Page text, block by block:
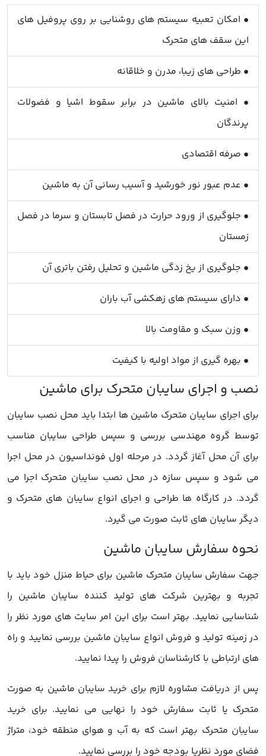
• امکان تعبیه سیستم های روشنایی بر روی پروفیل های
این سقف های متحرک
• طراحی های زیبا، مدرن و خلاقانه
• امنیت بالای ماشین در برابر سقوط اشیا و فضولات
پرندگان
• صرفه اقتصادی
• عدم عبور نور خورشید و آسیب رسانی آن به ماشین
• جلوگیری از ورود حرارت در فصل تابستان و سرما در فصل
زمستان
• جلوگیری از یخ زدگی ماشین و تحلیل رفتن باتری آن
• دارای سیستم های زهکشی آب باران
• وزن سبک و مقاومت بالا
• بهره گیری از مواد اولیه با کیفیت
برای اجرای سایبان متحرک ماشین ها ابتدا باید محل نصب سایبان
توسط گروه مهندسی بررسی و سپس طراحی سایبان مناسب
برای آن محل آغاز گردد. در مرحله اول فونداسیون در محل اجرا
می شود و سپس سازه در محل نصب سایبان متحرک اجرا می
گردد. در کارگاه ها طراحی و اجرای انواع سایبان های متحرک و
دیگر سایبان های ثابت صورت می گیرد.
جهت سفارش سایبان متحرک ماشین برای حیاط منزل خود باید با
تجربه و بهترین شرکت های تولید کننده سایبان ماشین را
شناسایی نمایید. بهتر است برای این امر سایت های مورد نظر را
در زمینه تولید و فروش انواع سایبان ماشین بررسی نمایید و راه
های ارتباطی با کارشناسان فروش را پیدا نمایید.
پس از دریافت مشاوره لازم برای خرید سایبان ماشین به صورت
متحرک یا ثابت سفارش خود را نهایی می نمایید. برای خرید
سایبان متحرک بهتر است که به آب و هوای منطقه خود، متراژ
فضای مورد نظریا بودجه خود را بررسی نمایید.